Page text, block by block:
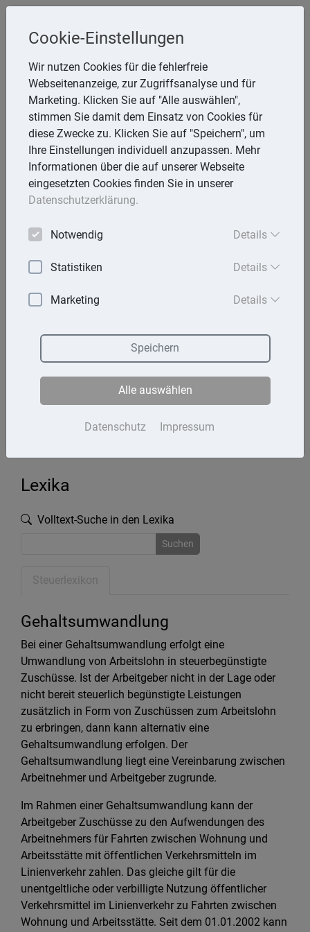
Steuerberaterin
Angela Reining
Aßmannstr. 64, 12587 Berlin
Telefon: 30 577970 -40
E-Mail:reining@steuerberaterinreining.de
Startseite
Kontakt
Datenschutz
Lexika
Volltext-Suche in den Lexika
Suchen
Steuerlexikon
Gehaltsumwandlung
Bei einer Gehaltsumwandlung erfolgt eine
Umwandlung von Arbeitslohn in steuerbegünstigte
Zuschüsse. Ist der Arbeitgeber nicht in der Lage oder
nicht bereit steuerlich begünstigte Leistungen
zusätzlich in Form von Zuschüssen zum Arbeitslohn
zu erbringen, dann kann alternativ eine
Gehaltsumwandlung erfolgen. Der
Gehaltsumwandlung liegt eine Vereinbarung zwischen
Arbeitnehmer und Arbeitgeber zugrunde.
Im Rahmen einer Gehaltsumwandlung kann der
Arbeitgeber Zuschüsse zu den Aufwendungen des
Arbeitnehmers für Fahrten zwischen Wohnung und
Arbeitsstätte mit öffentlichen Verkehrsmitteln im
Linienverkehr zahlen. Das gleiche gilt für die
unentgeltliche oder verbilligte Nutzung öffentlicher
Verkehrsmittel im Linienverkehr zu Fahrten zwischen
Wohnung und Arbeitsstätte. Seit dem 01.01.2002 kann
Cookie-Einstellungen
Wir nutzen Cookies für die fehlerfreie
Webseitenanzeige, zur Zugriffsanalyse und für
Marketing. Klicken Sie auf "Alle auswählen",
stimmen Sie damit dem Einsatz von Cookies für
diese Zwecke zu. Klicken Sie auf "Speichern", um
Ihre Einstellungen individuell anzupassen. Mehr
Informationen über die auf unserer Webseite
eingesetzten Cookies finden Sie in unserer
Datenschutzerklärung.
Notwendig Details
Statistiken Details
Marketing Details
Datenschutz Impressum
Speichern
Alle auswählen